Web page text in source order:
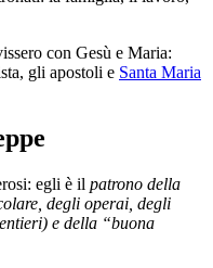
con Gesù e Maria:
gli apostoli e Santa Maria
egli è il patrono della
degli operai, degli
e della “buona